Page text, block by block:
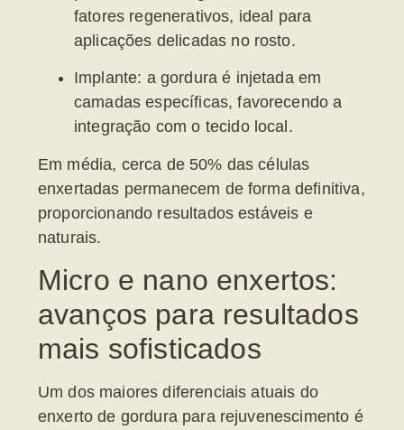
fatores regenerativos, ideal para
aplicações delicadas no rosto.
Implante: a gordura é injetada em
camadas específicas, favorecendo a
integração com o tecido local.
Em média, cerca de 50% das células
enxertadas permanecem de forma definitiva,
proporcionando resultados estáveis e
naturais.
Micro e nano enxertos:
avanços para resultados
mais sofisticados
Um dos maiores diferenciais atuais do
enxerto de gordura para rejuvenescimento é